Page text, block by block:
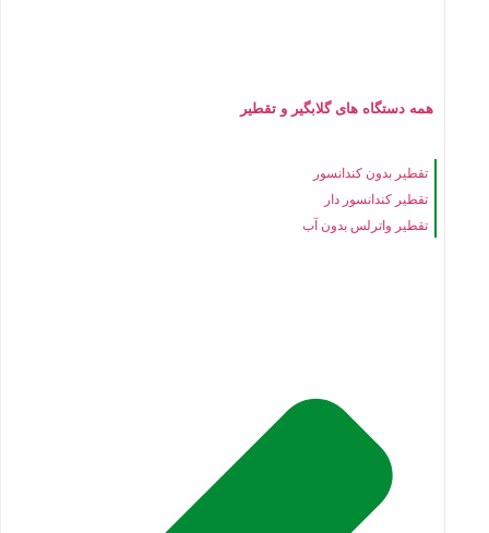
همه دستگاه های گلابگیر و تقطیر
تقطیر بدون کندانسور
تقطیر کندانسور دار
تقطیر واترلس بدون آب